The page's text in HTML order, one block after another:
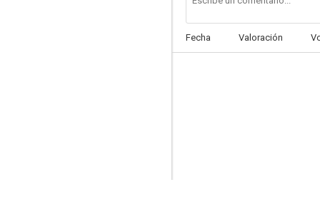
6.4
Fecha Valoración